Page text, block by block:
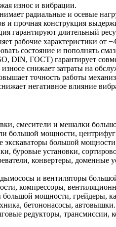
износ и вибрации.
радиальные и осевые
и прочная конструкция
гарантируют длительный
рабочие характеристики от
состояние и пополнять
DIN, ГОСТ) гарантирует
снижает затраты на
точность работы
негативное влияние
смесители и мешалки
большой мощности,
большой
буровые установки,
конвертеры,
и вентиляторы
компрессоры,
мощности, грейдеры,
бетононасосы, автовышки.
редукторы,